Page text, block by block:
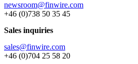
newsroom@finwire.com
+46 (0)738 50 35 45
Sales inquiries
sales@finwire.com
+46 (0)704 25 58 20